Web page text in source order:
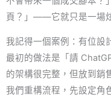
頁？」——它就只是一場
我記得一個案例：有位設
最初的做法是「請
的架構很完整，但放到銷
我們重構流程，先設定角